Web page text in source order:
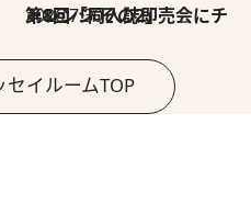
2026.7.30
第8回「同人誌即売会にチャレンジ その2」
イルームTOP